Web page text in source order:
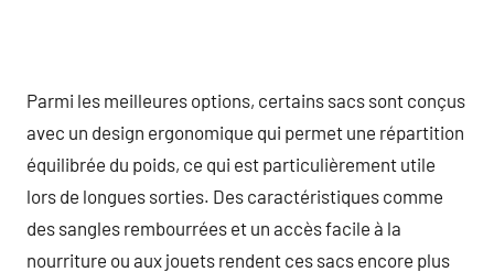
Parmi les meilleures options, certains sacs sont conçus
avec un design ergonomique qui permet une répartition
équilibrée du poids, ce qui est particulièrement utile
lors de longues sorties. Des caractéristiques comme
des sangles rembourrées et un accès facile à la
nourriture ou aux jouets rendent ces sacs encore plus